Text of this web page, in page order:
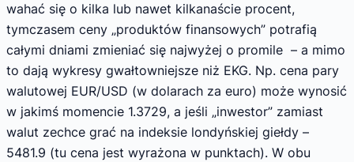
wahać się o kilka lub nawet kilkanaście procent,
tymczasem ceny „produktów finansowych” potrafią
całymi dniami zmieniać się najwyżej o promile – a mimo
to dają wykresy gwałtowniejsze niż EKG. Np. cena pary
walutowej EUR/USD (w dolarach za euro) może wynosić
w jakimś momencie 1.3729, a jeśli „inwestor” zamiast
walut zechce grać na indeksie londyńskiej giełdy –
5481.9 (tu cena jest wyrażona w punktach). W obu